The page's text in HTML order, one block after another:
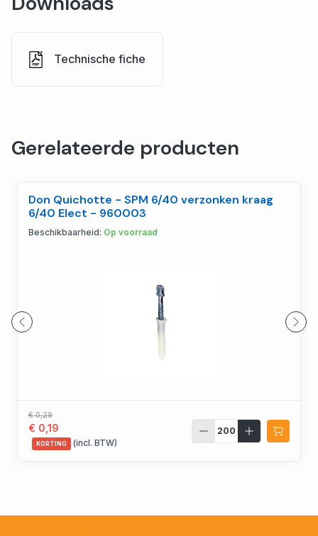
Technische fiche
Gerelateerde producten
Don Quichotte - SPM 6/40 verzonken kraag
6/40 Elect - 960003
Beschikbaarheid: Op voorraad
€ 0,29
€ 0,19
KORTING (incl. BTW)